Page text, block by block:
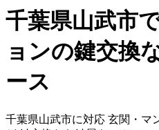
千葉県山武市
ョンの鍵交換
ース
千葉県山武市に対応 玄関・マ